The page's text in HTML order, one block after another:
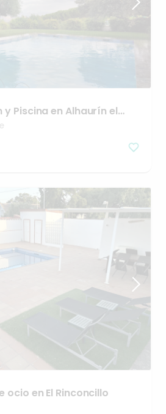
y Piscina en Alhaurín el
ocio en El Rinconcillo